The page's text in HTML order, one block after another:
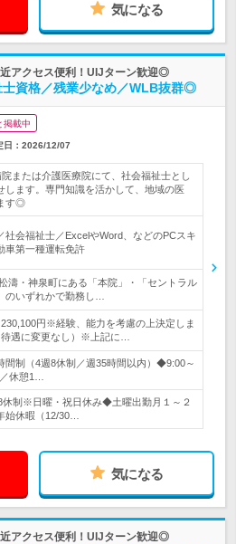
気になる
アクセス便利！UIJターン歓迎◎
士資格／残業少なめ／WLB抜群◎
掲載中
： 2026/12/07
または介護医療院にて、社会福祉士とし
します。専門知識を活かして、地域の医
す◎
社会福祉士／ExcelやWord、などのPCスキ
第一種運転免許
濤・神泉町にある「本院」・「セントラル
のいずれかで勤務し…
円※経験、能力を考慮の上決定しま
遇に変更なし）※上記に…
間制（4週8休制／週35時間以内）◆9:00～
休憩1…
制※日曜・祝日休み◆土曜出勤月１～２
休暇（12/30…
気になる
アクセス便利！UIJターン歓迎◎